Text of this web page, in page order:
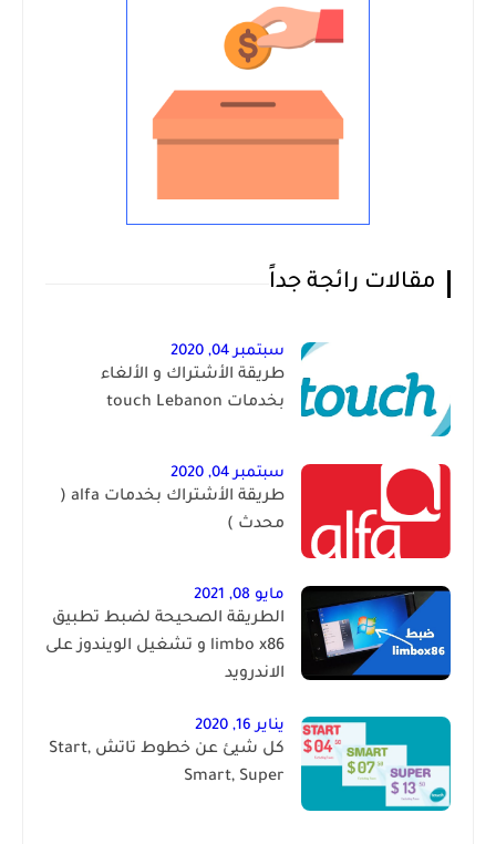
مقالات رائجة جداً
سبتمبر 04, 2020
طريقة الأشتراك و الألغاء
بخدمات touch Lebanon
سبتمبر 04, 2020
طريقة الأشتراك بخدمات alfa (
محدث )
مايو 08, 2021
الطريقة الصحيحة لضبط تطبيق
limbo x86 و تشغيل الويندوز على
الاندرويد
يناير 16, 2020
كل شيئ عن خطوط تاتش Start,
Smart, Super